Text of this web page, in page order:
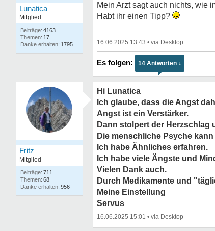
Lunatica
Mitglied
4163
17
1795
Mein Arzt sagt auch nichts, wie
Habt ihr einen Tipp?
16.06.2025 13:43 •
14 Antworten ↓
Fritz
Mitglied
711
68
956
Hi Lunatica
Ich glaube, dass die Angst
Angst ist ein Verstärker.
Dann stolpert der Herzschlag
Die menschliche Psyche
Ich habe Ähnliches erfahren.
Ich habe viele Ängste und
Vielen Dank auch.
Durch Medikamente und
Meine Einstellung
Servus
16.06.2025 15:01 •